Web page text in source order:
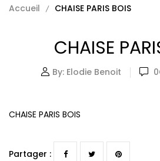
Accueil CHAISE PARIS BOIS
CHAISE
By: Elodie Benoit 0
CHAISE PARIS BOIS
Partager :